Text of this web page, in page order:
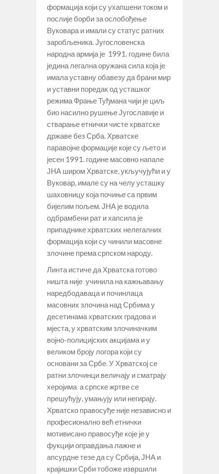
формација који су ухапшени током и
послије борби за ослобођење
Вуковара и имали су статус ратних
заробљеника. Југословенска
народна армија је 1991. године била
једина легална оружана сила која је
имала уставну обавезу да брани мир
и уставни поредак од усташког
режима Фрање Туђмана чији је циљ
био насилно рушење Југославије и
стварање етнички чисте хрватске
државе без Срба. Хрватске
паравојне формације које су љето и
јесен 1991. године масовно напале
ЈНА широм Хрватске, укључујући и у
Вуковар, имале су на челу усташку
шаховницу која почиње са првим
бијелим пољем. ЈНА је водила
одбрамбени рат и хапсила је
припаднике хрватских нелегалних
формација који су чинили масовне
злочине према српском народу.
Линта истиче да Хрватска готово
ништа није учинила на кажњавању
наредбодаваца и починлаца
масовних злочина над Србима у
десетинама хрватских градова и
мјеста, у хрватским злочиначким
војно-полицијских акцијама и у
великом броју логора који су
основани за Србе. У Хрватској се
ратни злочинци величају и сматрају
херојима а српске жртве се
прешућују, умањују или негирају.
Хрватско правосуђе није независно и
професионално већ етнички
мотивисано правосуђе које је у
фукцији оправдања лажне и
апсурдне тезе да су Србија, ЈНА и
крајишки Срби тобоже извршили